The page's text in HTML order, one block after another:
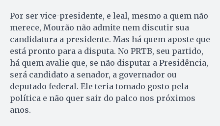
Por ser vice-presidente, e leal, mesmo a quem não
merece, Mourão não admite nem discutir sua
candidatura a presidente. Mas há quem aposte que
está pronto para a disputa. No PRTB, seu partido,
há quem avalie que, se não disputar a Presidência,
será candidato a senador, a governador ou
deputado federal. Ele teria tomado gosto pela
política e não quer sair do palco nos próximos
anos.